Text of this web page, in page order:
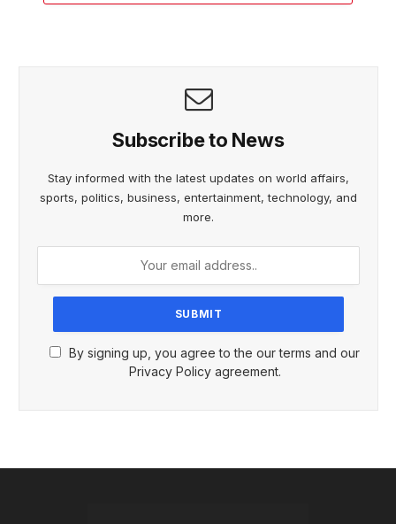
Subscribe to News
Stay informed with the latest updates on world affairs,
sports, politics, business, entertainment, technology, and
more.
By signing up, you agree to the our terms and our
Privacy Policy agreement.